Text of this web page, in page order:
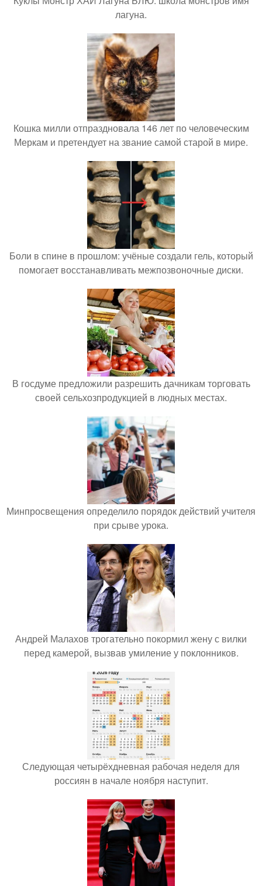
лагуна.
Кошка милли отпраздновала 146 лет по человеческим
Меркам и претендует на звание самой старой в мире.
Боли в спине в прошлом: учёные создали гель, который
помогает восстанавливать межпозвоночные диски.
В госдуме предложили разрешить дачникам торговать
своей сельхозпродукцией в людных местах.
Минпросвещения определило порядок действий учителя
при срыве урока.
Андрей Малахов трогательно покормил жену с вилки
перед камерой, вызвав умиление у поклонников.
Следующая четырёхдневная рабочая неделя для
россиян в начале ноября наступит.